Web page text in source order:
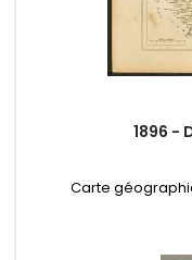
1896 -
Carte